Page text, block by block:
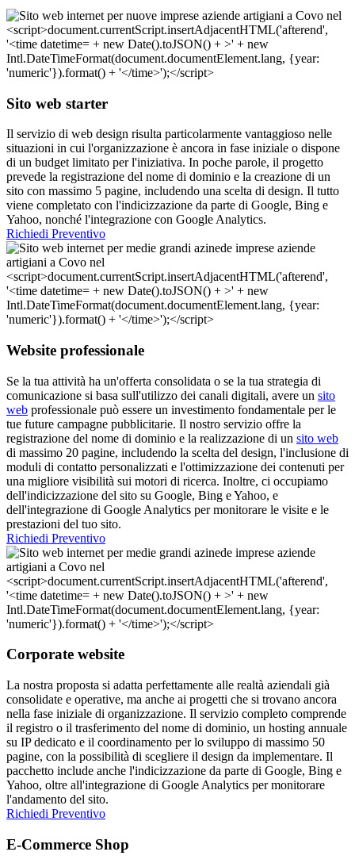
Sito web starter
Il servizio di web design risulta particolarmente vantaggioso nelle
situazioni in cui l'organizzazione è ancora in fase iniziale o dispone
di un budget limitato per l'iniziativa. In poche parole, il progetto
prevede la registrazione del nome di dominio e la creazione di un
sito con massimo 5 pagine, includendo una scelta di design. Il tutto
viene completato con l'indicizzazione da parte di Google, Bing e
Yahoo, nonché l'integrazione con Google Analytics.
Richiedi Preventivo
Website professionale
Se la tua attività ha un'offerta consolidata o se la tua strategia di
comunicazione si basa sull'utilizzo dei canali digitali, avere un sito
web professionale può essere un investimento fondamentale per le
tue future campagne pubblicitarie. Il nostro servizio offre la
registrazione del nome di dominio e la realizzazione di un sito web
di massimo 20 pagine, includendo la scelta del design, l'inclusione di
moduli di contatto personalizzati e l'ottimizzazione dei contenuti per
una migliore visibilità sui motori di ricerca. Inoltre, ci occupiamo
dell'indicizzazione del sito su Google, Bing e Yahoo, e
dell'integrazione di Google Analytics per monitorare le visite e le
prestazioni del tuo sito.
Richiedi Preventivo
Corporate website
La nostra proposta si adatta perfettamente alle realtà aziendali già
consolidate e operative, ma anche ai progetti che si trovano ancora
nella fase iniziale di organizzazione. Il servizio completo comprende
il registro o il trasferimento del nome di dominio, un hosting annuale
su IP dedicato e il coordinamento per lo sviluppo di massimo 50
pagine, con la possibilità di scegliere il design da implementare. Il
pacchetto include anche l'indicizzazione da parte di Google, Bing e
Yahoo, oltre all'integrazione di Google Analytics per monitorare
l'andamento del sito.
Richiedi Preventivo
E-Commerce Shop